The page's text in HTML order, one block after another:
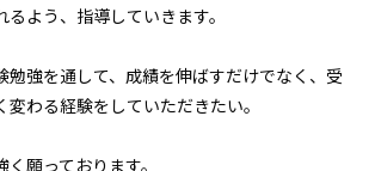
よう、指導していきます。
勉強を通して、成績を伸ばすだけでなく、受
わる経験をしていただきたい。
願っております。